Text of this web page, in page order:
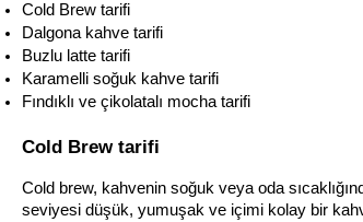
Cold Brew tarifi
Dalgona kahve tarifi
Buzlu latte tarifi
Karamelli soğuk kahve tarifi
Fındıklı ve çikolatalı mocha tarifi
Cold Brew tarifi
Cold brew, kahvenin soğuk veya oda
seviyesi düşük, yumuşak ve içimi kolay bir